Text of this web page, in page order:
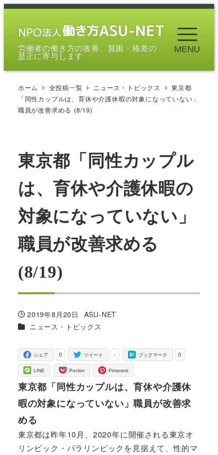
メ
労働者の働き方の改善、貧困・格差の
是正に寄与します
MENU
ホーム 全投稿一覧 ニュース・トピックス
東京都
「同性カップルは、育休や介護休暇の対象になっていない」
職員が改善求める (8/19)
東京都「同性カップル
は、育休や介護休暇の
対象になっていない」
職員が改善求める
(8/19)
投稿日
2019年8月20日
著
者
ASU-NET
カテゴリー
ニュース・トピックス
0
シェア -
ツイート 0
ブックマーク
LINE Pocket Pinterest
東京都「同性カップルは、育休や介護休
暇の対象になっていない」職員が改善求
める
東京都は昨年10月、2020年に開催される東京オ
リンピック・パラリンピックを見据えて、性的マ